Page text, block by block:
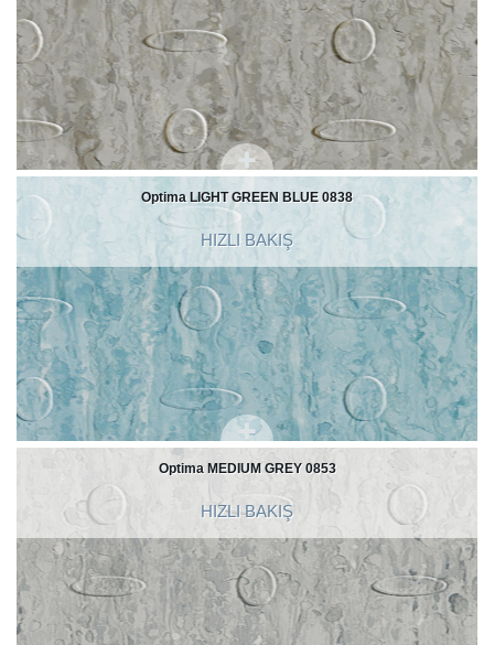
Optima LIGHT GREEN BLUE 0838
HIZLI BAKIŞ
Optima MEDIUM GREY 0853
HIZLI BAKIŞ